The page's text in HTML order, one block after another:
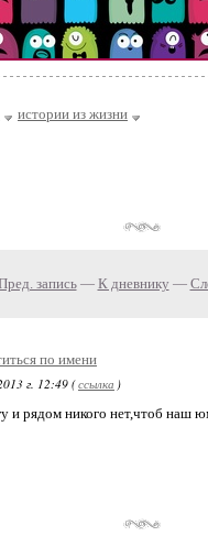
истории из жизни
запись— К дневнику —
по имени
г. 12:49 (ссылка )
и рядом никого нет,чтоб наш